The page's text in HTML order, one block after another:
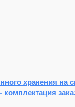
хранения на
комплектация